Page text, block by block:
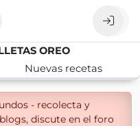
OREO
Nuevas recetas
- recolecta y
discute en el foro